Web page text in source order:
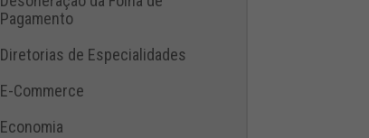
Pagamento
Diretorias de Especialidades
E-Commerce
Economia